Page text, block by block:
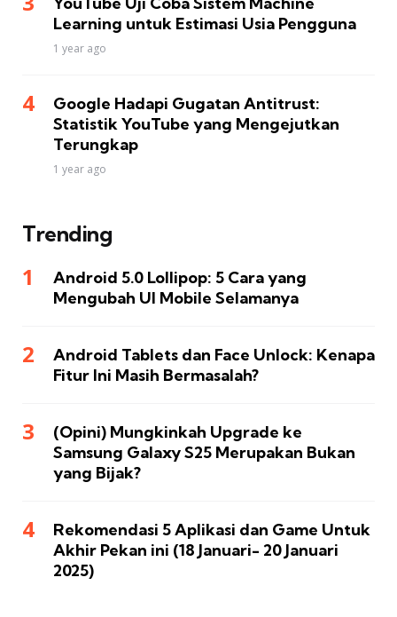
Learning untuk Estimasi Usia Pengguna
1 year ago
Google Hadapi Gugatan Antitrust:
Statistik YouTube yang Mengejutkan
Terungkap
1 year ago
Trending
Android 5.0 Lollipop: 5 Cara yang
Mengubah UI Mobile Selamanya
Android Tablets dan Face Unlock: Kenapa
Fitur Ini Masih Bermasalah?
(Opini) Mungkinkah Upgrade ke
Samsung Galaxy S25 Merupakan Bukan
yang Bijak?
Rekomendasi 5 Aplikasi dan Game Untuk
Akhir Pekan ini (18 Januari- 20 Januari
2025)